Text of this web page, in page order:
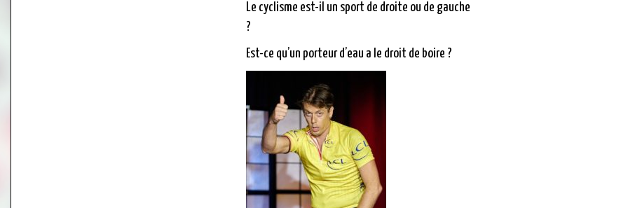
Le cyclisme est-il un sport de droite ou de gauche
?
Est-ce qu’un porteur d’eau a le droit de boire ?